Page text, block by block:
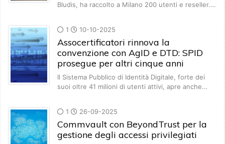
Bludis, ha raccolto a Milano 200 utenti e reseller.…
1 10-10-2025
Assocertificatori rinnova la
convenzione con AgID e DTD: SPID
prosegue per altri cinque anni
Il Sistema Pubblico di Identità Digitale, forte dei
suoi oltre 41 milioni di utenti attivi, apre anche…
1 26-09-2025
Commvault con BeyondTrust per la
gestione degli accessi privilegiati